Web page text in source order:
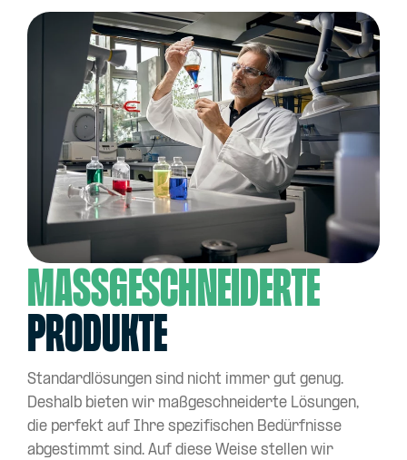
MASSGESCHNEIDERTE
PRODUKTE
Standardlösungen sind nicht immer gut genug.
Deshalb bieten wir maßgeschneiderte Lösungen,
die perfekt auf Ihre spezifischen Bedürfnisse
abgestimmt sind. Auf diese Weise stellen wir